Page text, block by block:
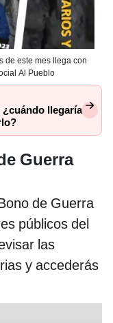
de este mes llega con
Al Pueblo
¿cuándo llegaría
Guerra
de Guerra
públicos del
las
y accederás